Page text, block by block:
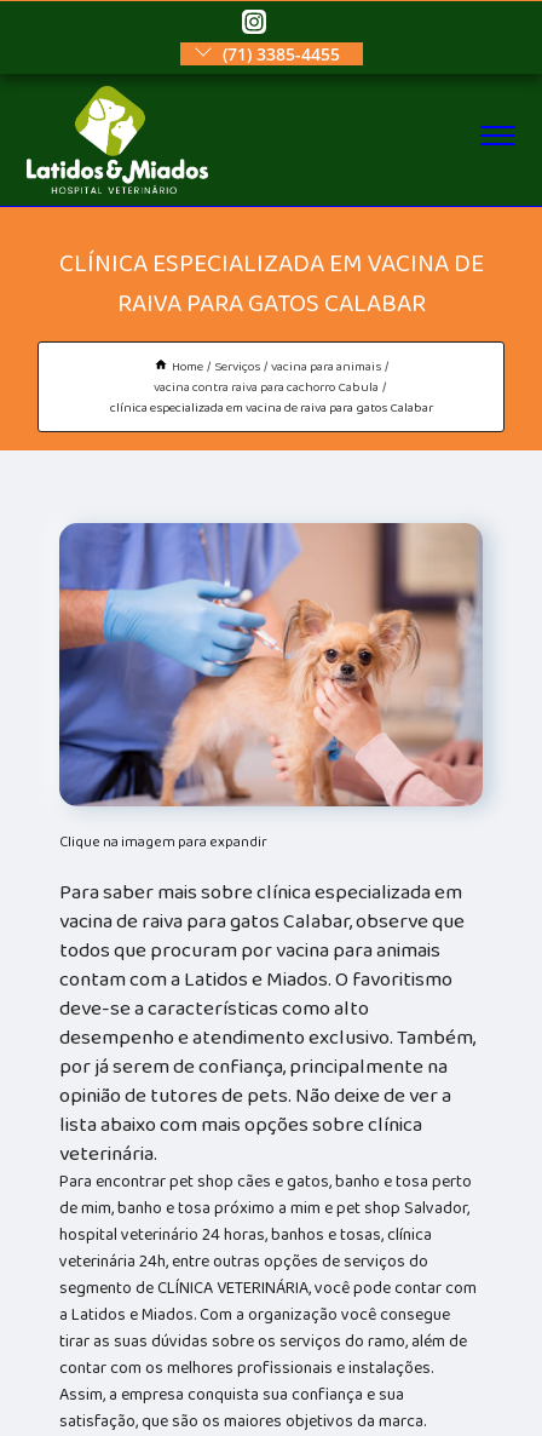
(71) 3385-4455
CLÍNICA ESPECIALIZADA EM VACINA DE
RAIVA PARA GATOS CALABAR
Home Serviços vacina para animais
vacina contra raiva para cachorro Cabula
clínica especializada em vacina de raiva para gatos Calabar
Clique na imagem para expandir
Para saber mais sobre clínica especializada em
vacina de raiva para gatos Calabar, observe que
todos que procuram por vacina para animais
contam com a Latidos e Miados. O favoritismo
deve-se a características como alto
desempenho e atendimento exclusivo. Também,
por já serem de confiança, principalmente na
opinião de tutores de pets. Não deixe de ver a
lista abaixo com mais opções sobre clínica
veterinária.
Para encontrar pet shop cães e gatos, banho e tosa perto
de mim, banho e tosa próximo a mim e pet shop Salvador,
hospital veterinário 24 horas, banhos e tosas, clínica
veterinária 24h, entre outras opções de serviços do
segmento de CLÍNICA VETERINÁRIA, você pode contar com
a Latidos e Miados. Com a organização você consegue
tirar as suas dúvidas sobre os serviços do ramo, além de
contar com os melhores profissionais e instalações.
Assim, a empresa conquista sua confiança e sua
satisfação, que são os maiores objetivos da marca.